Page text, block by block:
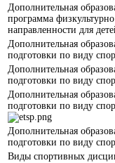
Дополнительная
программа
направленности для
Дополнительная
подготовки по виду
Дополнительная
подготовки по виду
Дополнительная
подготовки по виду
Дополнительная
подготовки по виду
Виды спортивных